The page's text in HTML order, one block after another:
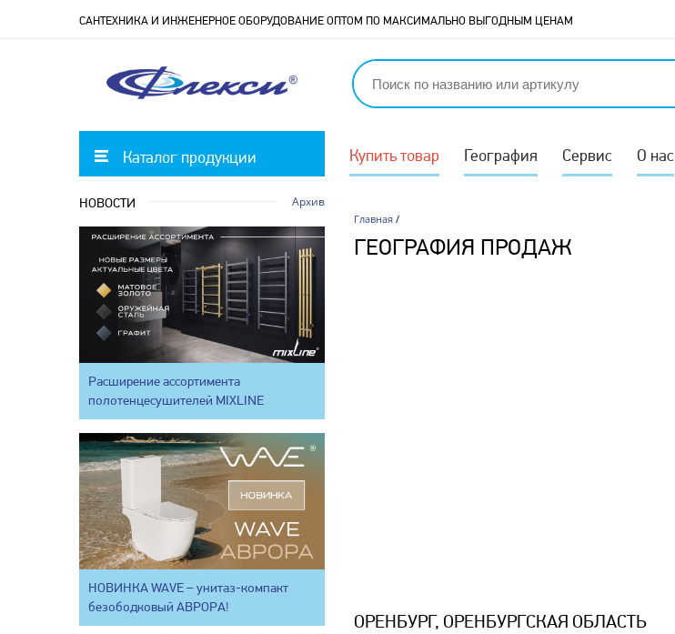
Каталог продукции Купить товар География Сервис О нас
САНТЕХНИКА И ИНЖЕНЕРНОЕ ОБОРУДОВАНИЕ ОПТОМ ПО МАКСИМАЛЬНО ВЫГОДНЫМ ЦЕНАМ
Главная /
ГЕОГРАФИЯ ПРОДАЖ
ОРЕНБУРГ, ОРЕНБУРГСКАЯ ОБЛАСТЬ
НОВОСТИ Архив
Расширение ассортимента
полотенцесушителей MIXLINE
НОВИНКА WAVE – унитаз-компакт
безободковый АВРОРА!